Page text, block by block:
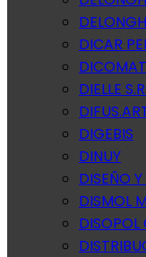
DICAR
DICOMAT
DIELLE
DIGEBIS
DINUY
DISEÑO
DISMOL